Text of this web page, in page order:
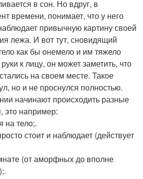
в сон. Но вдруг, в
времени, понимает, что у него
привычную картину своей
лежа. И вот тут, сновидящий
как бы онемело и им тяжело
к лицу, он может заметить, что
на своем месте. Такое
но и не проснулся полностью.
начинают происходить разные
это например:
тело;.
стоит и наблюдает (действует
(от аморфных до вполне